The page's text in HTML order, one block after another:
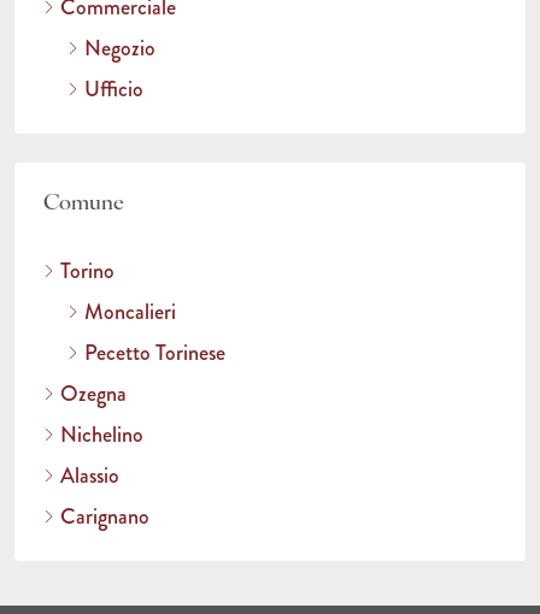
Commerciale
Negozio
Ufficio
Comune
Torino
Moncalieri
Pecetto Torinese
Ozegna
Nichelino
Alassio
Carignano